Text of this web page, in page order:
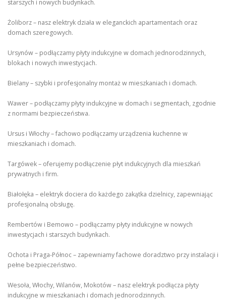
starszych i nowych budynkach.
Żoliborz – nasz elektryk działa w eleganckich apartamentach oraz
domach szeregowych.
Ursynów – podłączamy płyty indukcyjne w domach jednorodzinnych,
blokach i nowych inwestycjach.
Bielany – szybki i profesjonalny montaż w mieszkaniach i domach.
Wawer – podłączamy płyty indukcyjne w domach i segmentach, zgodnie
z normami bezpieczeństwa.
Ursus i Włochy – fachowo podłączamy urządzenia kuchenne w
mieszkaniach i domach.
Targówek – oferujemy podłączenie płyt indukcyjnych dla mieszkań
prywatnych i firm.
Białołęka – elektryk dociera do każdego zakątka dzielnicy, zapewniając
profesjonalną obsługę.
Rembertów i Bemowo – podłączamy płyty indukcyjne w nowych
inwestycjach i starszych budynkach.
Ochota i Praga-Północ – zapewniamy fachowe doradztwo przy instalacji i
pełne bezpieczeństwo.
Wesoła, Włochy, Wilanów, Mokotów – nasz elektryk podłącza płyty
indukcyjne w mieszkaniach i domach jednorodzinnych.